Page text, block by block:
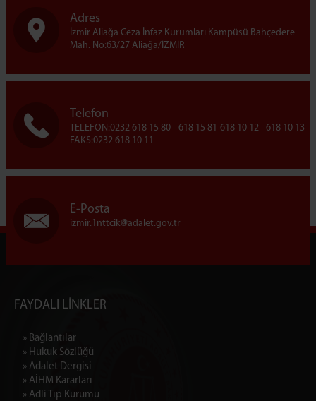
Adres
İzmir Aliağa Ceza İnfaz Kurumları Kampüsü Bahçedere
Mah. No:63/27 Aliağa/İZMİR
Telefon
TELEFON:0232 618 15 80-- 618 15 81-618 10 12 - 618 10 13
FAKS:0232 618 10 11
E-Posta
izmir.1nttcik adalet.gov.tr
FAYDALI LİNKLER
» Bağlantılar
» Hukuk Sözlüğü
» Adalet Dergisi
» AİHM Kararları
» Adli Tıp Kurumu